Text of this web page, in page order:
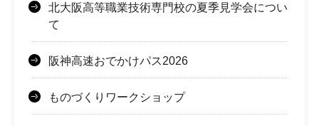
北大阪高等職業技術専門校の夏季見学会につい
て
阪神高速おでかけパス2026
ものづくりワークショップ